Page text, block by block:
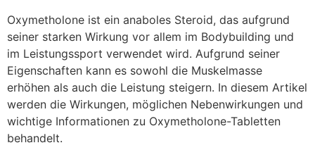
Oxymetholone ist ein anaboles Steroid, das aufgrund
seiner starken Wirkung vor allem im Bodybuilding und
im Leistungssport verwendet wird. Aufgrund seiner
Eigenschaften kann es sowohl die Muskelmasse
erhöhen als auch die Leistung steigern. In diesem Artikel
werden die Wirkungen, möglichen Nebenwirkungen und
wichtige Informationen zu Oxymetholone-Tabletten
behandelt.